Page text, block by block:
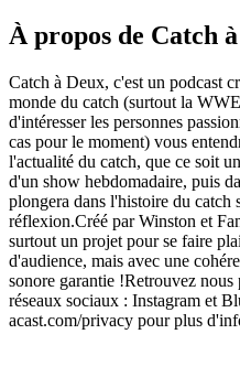
À propos de Catch
Catch à Deux, c'est un podcast
monde du catch (surtout la
d'intéresser les personnes
cas pour le moment) vous
l'actualité du catch, que ce soit
d'un show hebdomadaire, puis
plongera dans l'histoire du catch
réflexion.Créé par Winston et
surtout un projet pour se faire
d'audience, mais avec une
sonore garantie !Retrouvez
réseaux sociaux : Instagram et
acast.com/privacy pour plus